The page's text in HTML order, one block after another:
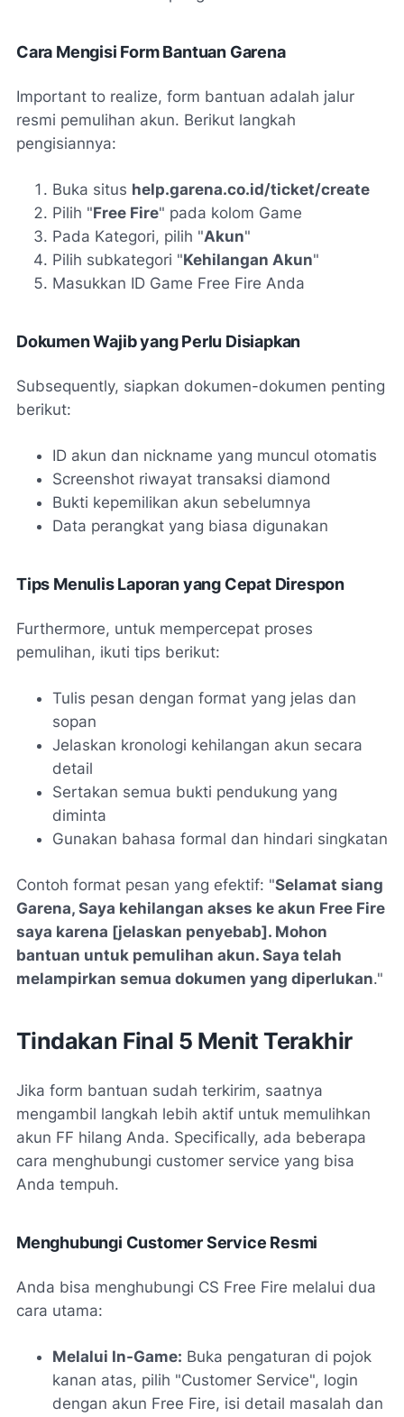
Cara Mengisi Form Bantuan Garena
Important to realize, form bantuan adalah jalur
resmi pemulihan akun. Berikut langkah
pengisiannya:
Buka situs help.garena.co.id/ticket/create
Pilih "Free Fire" pada kolom Game
Pada Kategori, pilih "Akun"
Pilih subkategori "Kehilangan Akun"
Masukkan ID Game Free Fire Anda
Dokumen Wajib yang Perlu Disiapkan
Subsequently, siapkan dokumen-dokumen penting
berikut:
ID akun dan nickname yang muncul otomatis
Screenshot riwayat transaksi diamond
Bukti kepemilikan akun sebelumnya
Data perangkat yang biasa digunakan
Tips Menulis Laporan yang Cepat Direspon
Furthermore, untuk mempercepat proses
pemulihan, ikuti tips berikut:
Tulis pesan dengan format yang jelas dan
sopan
Jelaskan kronologi kehilangan akun secara
detail
Sertakan semua bukti pendukung yang
diminta
Gunakan bahasa formal dan hindari singkatan
Contoh format pesan yang efektif: "Selamat siang
Garena, Saya kehilangan akses ke akun Free Fire
saya karena [jelaskan penyebab]. Mohon
bantuan untuk pemulihan akun. Saya telah
melampirkan semua dokumen yang diperlukan."
Tindakan Final 5 Menit Terakhir
Jika form bantuan sudah terkirim, saatnya
mengambil langkah lebih aktif untuk memulihkan
akun FF hilang Anda. Specifically, ada beberapa
cara menghubungi customer service yang bisa
Anda tempuh.
Menghubungi Customer Service Resmi
Anda bisa menghubungi CS Free Fire melalui dua
cara utama:
Melalui In-Game: Buka pengaturan di pojok
kanan atas, pilih "Customer Service", login
dengan akun Free Fire, isi detail masalah dan